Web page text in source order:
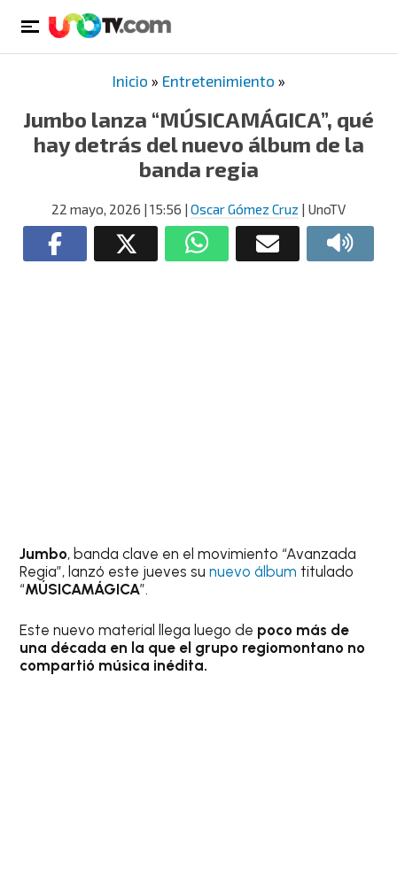
Inicio » Entretenimiento »
Jumbo lanza “MÚSICAMÁGICA”, qué
hay detrás del nuevo álbum de la
banda regia
22 mayo, 2026 | 15:56 | Oscar Gómez Cruz | UnoTV
Jumbo, banda clave en el movimiento “Avanzada
Regia”, lanzó este jueves sunuevo álbum titulado
“MÚSICAMÁGICA”.
Este nuevo material llega luego de poco más de
una década en la que el grupo regiomontano no
compartió música inédita.